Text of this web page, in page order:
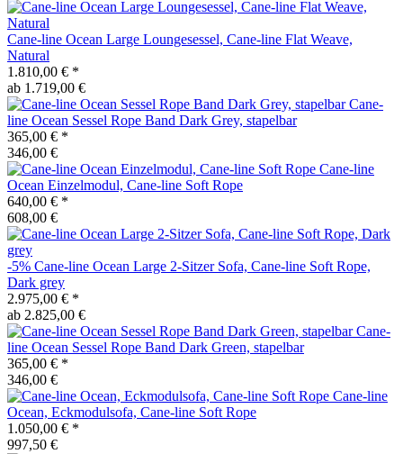
Cane-line Ocean Large Loungesessel, Cane-line Flat Weave,
Natural
1.810,00 € *
ab 1.719,00 €
Cane-
line Ocean Sessel Rope Band Dark Grey, stapelbar
365,00 € *
346,00 €
Cane-line
Ocean Einzelmodul, Cane-line Soft Rope
640,00 € *
608,00 €
-5% Cane-line Ocean Large 2-Sitzer Sofa, Cane-line Soft Rope,
Dark grey
2.975,00 € *
ab 2.825,00 €
Cane-
line Ocean Sessel Rope Band Dark Green, stapelbar
365,00 € *
346,00 €
Cane-line
Ocean, Eckmodulsofa, Cane-line Soft Rope
1.050,00 € *
997,50 €